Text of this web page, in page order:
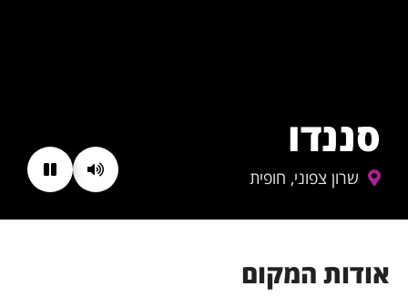
סננדו
שרון צפוני, חופית
אודות המקום